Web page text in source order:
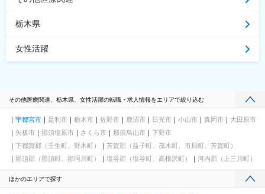
栃木県
女性活躍
その他医療関連、栃木県、女性活躍の転職・求人情報をエリアで絞り込む
宇都宮市 足利市 栃木市 佐野市 鹿沼市 日光市 小山市 真岡市
大田原市
矢板市
那須塩原市 さくら市 那須烏山市
下野市
下都賀郡（壬生町、野木町）
芳賀郡（益子町、茂木町、市貝町、芳賀町）
那須郡（那須町、那珂川町）
塩谷郡（塩谷町、高根沢町） 河内郡（上三川町）
ほかのエリアで探す